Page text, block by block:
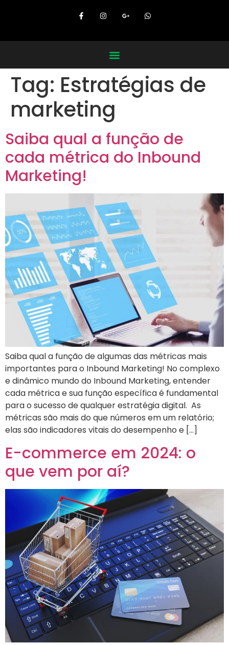
Tag: Estratégias de
marketing
Saiba qual a função de
cada métrica do Inbound
Marketing!
Saiba qual a função de algumas das métricas mais
importantes para o Inbound Marketing! No complexo
e dinâmico mundo do Inbound Marketing, entender
cada métrica e sua função específica é fundamental
para o sucesso de qualquer estratégia digital. As
métricas são mais do que números em um relatório;
elas são indicadores vitais do desempenho e […]
E-commerce em 2024: o
que vem por aí?